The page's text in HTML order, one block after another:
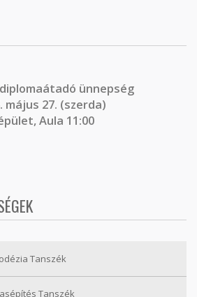
ünnepség
május 27. (szerda)
Aula 11:00
Tanszék
Tanszék